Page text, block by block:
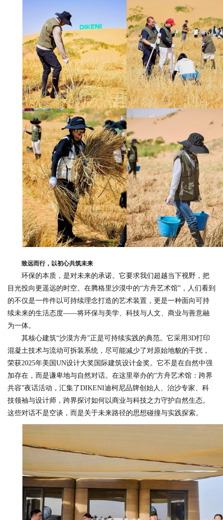
致远而行，以初心共筑未来
环保的本质，是对未来的承诺。它要求我们超越当下视野，把
目光投向更遥远的时空。在腾格里沙漠中的“方舟艺术馆”，人们看到
的不仅是一件件以可持续理念打造的艺术装置，更是一种面向可持
续未来的生活态度——将环保与美学、科技与人文、商业与善意融
为一体。
其核心建筑“沙漠方舟”正是可持续实践的典范。它采用3D打印
混凝土技术与流动可拆装系统，尽可能减少了对原始地貌的干扰，
荣获2025年美国UN设计大奖国际建筑设计金奖。它不是在自然中强
加存在，而是谦卑地与自然对话。在这里举办的“方舟艺术馆：跨界
共容”夜话活动，汇集了DIKENI迪柯尼品牌创始人、治沙专家、科
技领袖与设计师，跨界探讨如何以商业与科技之力守护自然生态。
这些对话不是空谈，而是关于未来路径的思想碰撞与实践探索。